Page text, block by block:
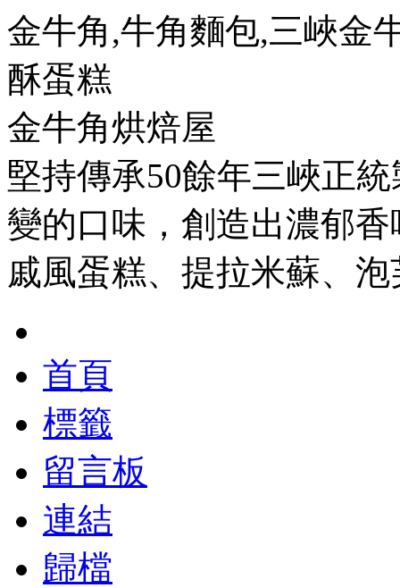
金牛角,牛角麵包,三峽金
酥蛋糕
金牛角烘焙屋
堅持傳承50餘年三峽正
變的口味，創造出濃郁
戚風蛋糕、提拉米蘇、
首頁
標籤
留言板
連結
歸檔